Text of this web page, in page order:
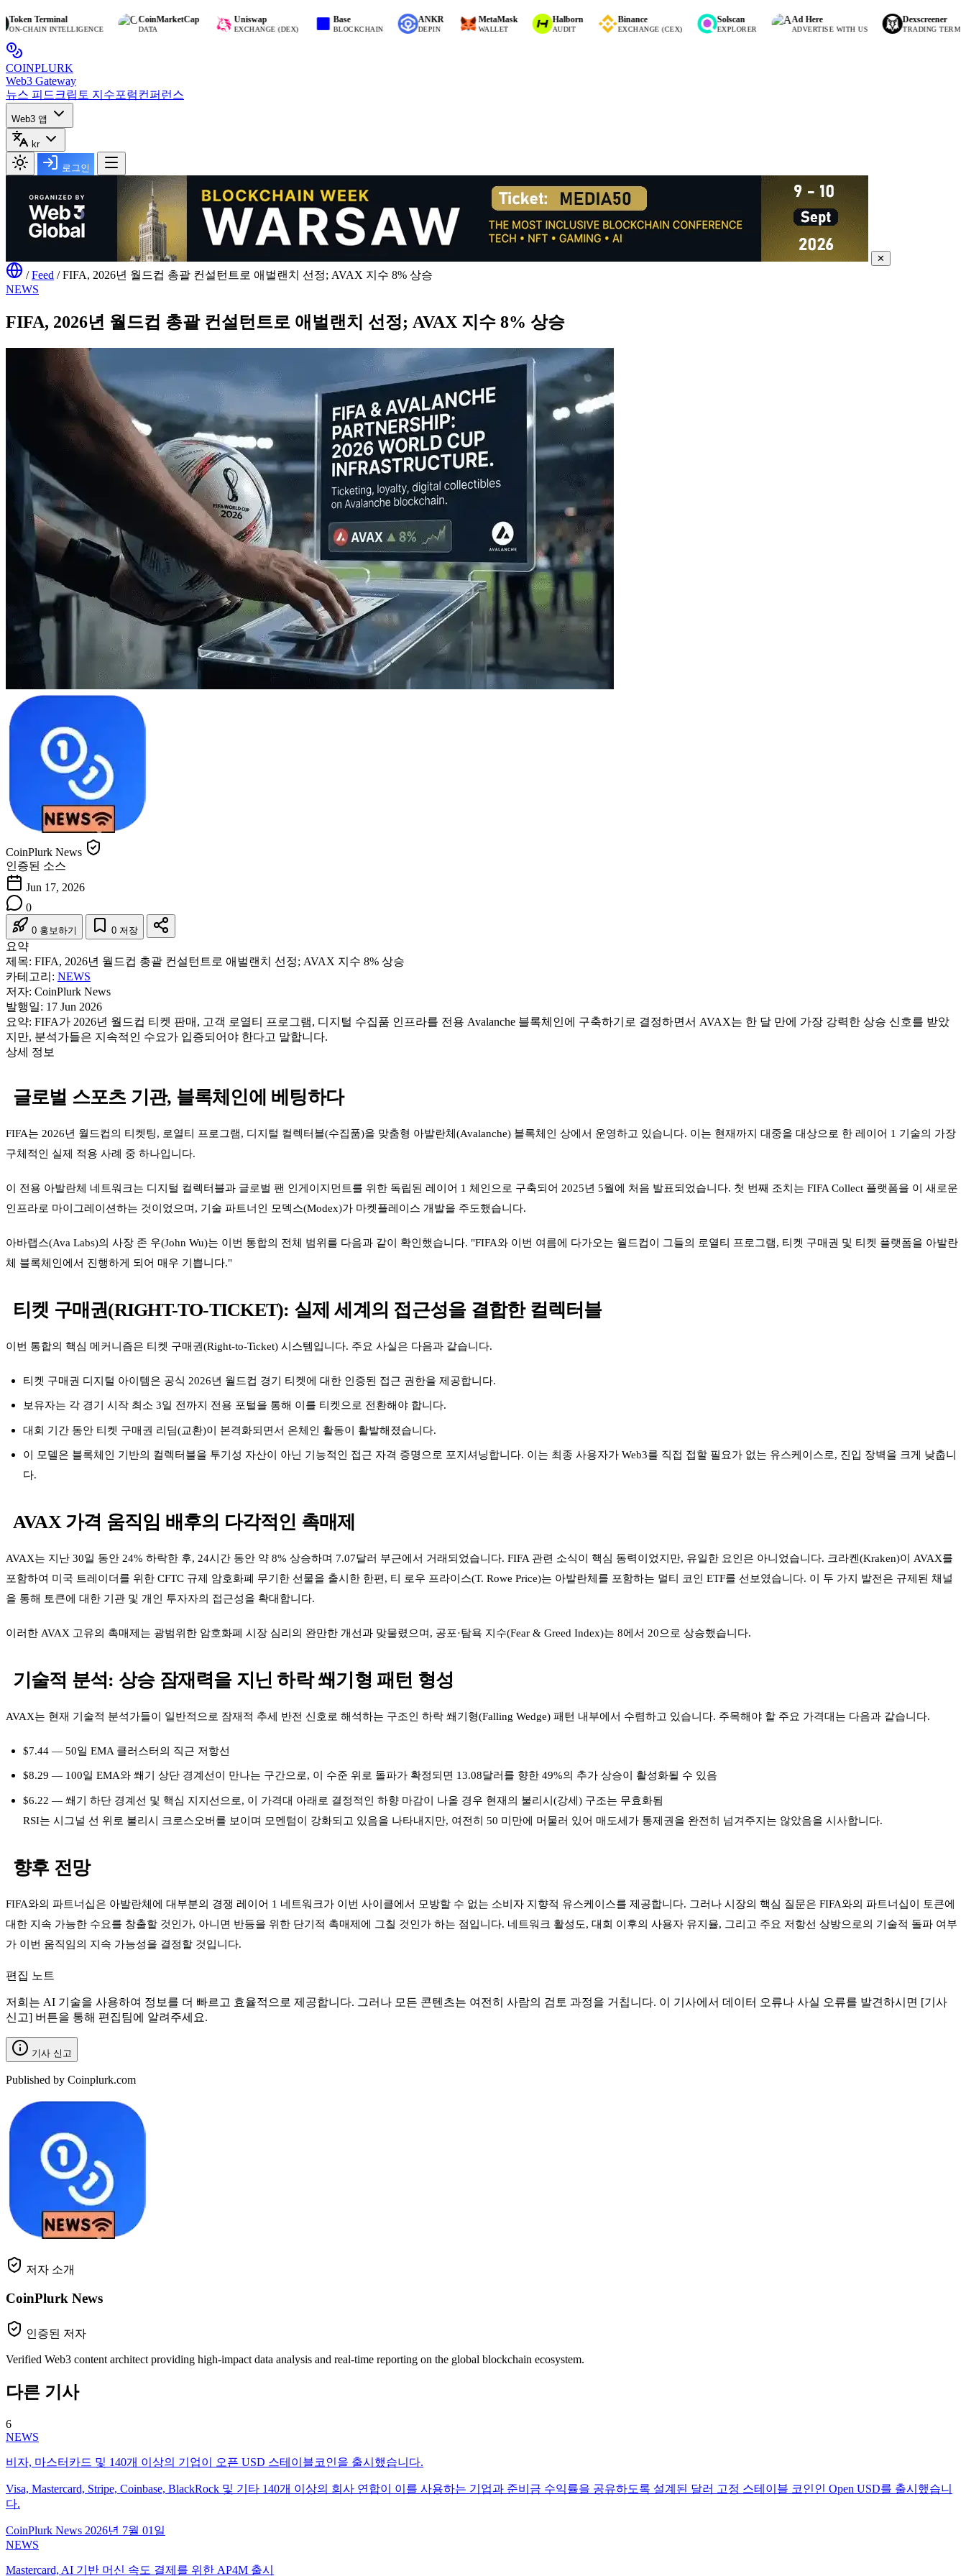
Terminal
INTELLIGENCE
CoinMarketCap Uniswap
EXCHANGE (DEX)
Base
BLOCKCHAIN
ANKR
DEPIN
MetaMask
WALLET
Halborn
AUDIT
Binance
EXCHANGE (CEX)
Solscan
EXPLORER
Ad Here
ADVERTISE WITH US
Dexscreener
TRADING TERMINAL
COINPLURK
Web3 Gateway
뉴스 피드 크립토 지수포럼컨퍼런스
Web3 앱
kr
로그인
✕
/ Feed / FIFA, 2026년 월드컵 총괄 컨설턴트로 애벌랜치 선정; AVAX 지수 8% 상승
NEWS
FIFA, 2026년 월드컵 총괄 컨설턴트로 애벌랜치 선정; AVAX 지수 8% 상승
CoinPlurk News
인증된 소스
Jun 17, 2026
0
0 홍보하기 0 저장
요약
제목: FIFA, 2026년 월드컵 총괄 컨설턴트로 애벌랜치 선정; AVAX 지수 8% 상승
카테고리: NEWS
저자: CoinPlurk News
발행일: 17 Jun 2026
요약: FIFA가 2026년 월드컵 티켓 판매, 고객 로열티 프로그램, 디지털 수집품 인프라를 전용 Avalanche 블록체인에 구축하기로 결정하면서 AVAX는 한 달 만에 가장 강력한 상승 신호를 받았
지만, 분석가들은 지속적인 수요가 입증되어야 한다고 말합니다.
상세 정보
글로벌 스포츠 기관, 블록체인에 베팅하다
FIFA는 2026년 월드컵의 티켓팅, 로열티 프로그램, 디지털 컬렉터블(수집품)을 맞춤형 아발란체(Avalanche) 블록체인 상에서 운영하고 있습니다. 이는 현재까지 대중을 대상으로 한 레이어 1 기술의 가장
구체적인 실제 적용 사례 중 하나입니다.
이 전용 아발란체 네트워크는 디지털 컬렉터블과 글로벌 팬 인게이지먼트를 위한 독립된 레이어 1 체인으로 구축되어 2025년 5월에 처음 발표되었습니다. 첫 번째 조치는 FIFA Collect 플랫폼을 이 새로운
인프라로 마이그레이션하는 것이었으며, 기술 파트너인 모덱스(Modex)가 마켓플레이스 개발을 주도했습니다.
아바랩스(Ava Labs)의 사장 존 우(John Wu)는 이번 통합의 전체 범위를 다음과 같이 확인했습니다. "FIFA와 이번 여름에 다가오는 월드컵이 그들의 로열티 프로그램, 티켓 구매권 및 티켓 플랫폼을 아발란
체 블록체인에서 진행하게 되어 매우 기쁩니다."
티켓 구매권(RIGHT-TO-TICKET): 실제 세계의 접근성을 결합한 컬렉터블
이번 통합의 핵심 메커니즘은 티켓 구매권(Right-to-Ticket) 시스템입니다. 주요 사실은 다음과 같습니다.
티켓 구매권 디지털 아이템은 공식 2026년 월드컵 경기 티켓에 대한 인증된 접근 권한을 제공합니다.
보유자는 각 경기 시작 최소 3일 전까지 전용 포털을 통해 이를 티켓으로 전환해야 합니다.
대회 기간 동안 티켓 구매권 리딤(교환)이 본격화되면서 온체인 활동이 활발해졌습니다.
이 모델은 블록체인 기반의 컬렉터블을 투기성 자산이 아닌 기능적인 접근 자격 증명으로 포지셔닝합니다. 이는 최종 사용자가 Web3를 직접 접할 필요가 없는 유스케이스로, 진입 장벽을 크게 낮춥니
다.
AVAX 가격 움직임 배후의 다각적인 촉매제
AVAX는 지난 30일 동안 24% 하락한 후, 24시간 동안 약 8% 상승하며 7.07달러 부근에서 거래되었습니다. FIFA 관련 소식이 핵심 동력이었지만, 유일한 요인은 아니었습니다. 크라켄(Kraken)이 AVAX를
포함하여 미국 트레이더를 위한 CFTC 규제 암호화폐 무기한 선물을 출시한 한편, 티 로우 프라이스(T. Rowe Price)는 아발란체를 포함하는 멀티 코인 ETF를 선보였습니다. 이 두 가지 발전은 규제된 채널
을 통해 토큰에 대한 기관 및 개인 투자자의 접근성을 확대합니다.
이러한 AVAX 고유의 촉매제는 광범위한 암호화폐 시장 심리의 완만한 개선과 맞물렸으며, 공포·탐욕 지수(Fear & Greed Index)는 8에서 20으로 상승했습니다.
기술적 분석: 상승 잠재력을 지닌 하락 쐐기형 패턴 형성
AVAX는 현재 기술적 분석가들이 일반적으로 잠재적 추세 반전 신호로 해석하는 구조인 하락 쐐기형(Falling Wedge) 패턴 내부에서 수렴하고 있습니다. 주목해야 할 주요 가격대는 다음과 같습니다.
$7.44 — 50일 EMA 클러스터의 직근 저항선
$8.29 — 100일 EMA와 쐐기 상단 경계선이 만나는 구간으로, 이 수준 위로 돌파가 확정되면 13.08달러를 향한 49%의 추가 상승이 활성화될 수 있음
$6.22 — 쐐기 하단 경계선 및 핵심 지지선으로, 이 가격대 아래로 결정적인 하향 마감이 나올 경우 현재의 불리시(강세) 구조는 무효화됨
RSI는 시그널 선 위로 불리시 크로스오버를 보이며 모멘텀이 강화되고 있음을 나타내지만, 여전히 50 미만에 머물러 있어 매도세가 통제권을 완전히 넘겨주지는 않았음을 시사합니다.
향후 전망
FIFA와의 파트너십은 아발란체에 대부분의 경쟁 레이어 1 네트워크가 이번 사이클에서 모방할 수 없는 소비자 지향적 유스케이스를 제공합니다. 그러나 시장의 핵심 질문은 FIFA와의 파트너십이 토큰에
대한 지속 가능한 수요를 창출할 것인가, 아니면 반등을 위한 단기적 촉매제에 그칠 것인가 하는 점입니다. 네트워크 활성도, 대회 이후의 사용자 유지율, 그리고 주요 저항선 상방으로의 기술적 돌파 여부
가 이번 움직임의 지속 가능성을 결정할 것입니다.
편집 노트
저희는 AI 기술을 사용하여 정보를 더 빠르고 효율적으로 제공합니다. 그러나 모든 콘텐츠는 여전히 사람의 검토 과정을 거칩니다. 이 기사에서 데이터 오류나 사실 오류를 발견하시면 [기사
신고] 버튼을 통해 편집팀에 알려주세요.
기사 신고
Published by Coinplurk.com
저자 소개
CoinPlurk News
인증된 저자
Verified Web3 content architect providing high-impact data analysis and real-time reporting on the global blockchain ecosystem.
다른 기사
6
NEWS
비자, 마스터카드 및 140개 이상의 기업이 오픈 USD 스테이블코인을 출시했습니다.
Visa, Mastercard, Stripe, Coinbase, BlackRock 및 기타 140개 이상의 회사 연합이 이를 사용하는 기업과 준비금 수익률을 공유하도록 설계된 달러 고정 스테이블 코인인 Open USD를 출시했습니
다.
CoinPlurk News 2026년 7월 01일
NEWS
Mastercard, AI 기반 머신 속도 결제를 위한 AP4M 출시